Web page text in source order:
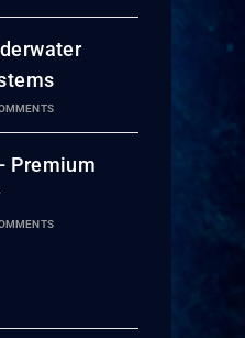
Premium